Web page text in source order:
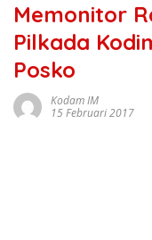
Memonitor
Pilkada
Posko
Kodam IM
15 Februari 2017